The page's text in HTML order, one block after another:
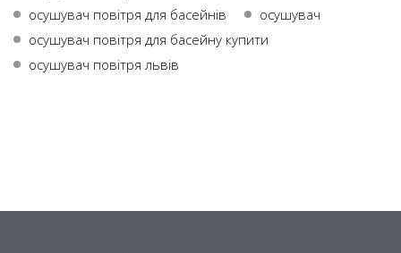
осушувач повітря для басейнів
осушувач
осушувач повітря для басейну купити
осушувач повітря львів